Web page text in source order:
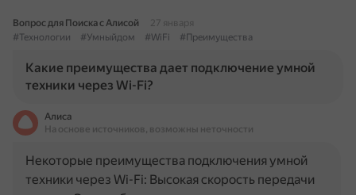
Вопрос для Поиска с Алисой
27 января
#Технологии
#Умныйдом #WiFi #Преимущества
Какие преимущества дает подключение умной
техники через Wi-Fi?
Алиса
На основе источников, возможны неточности
Некоторые преимущества подключения умной
техники через Wi-Fi: Высокая скорость передачи